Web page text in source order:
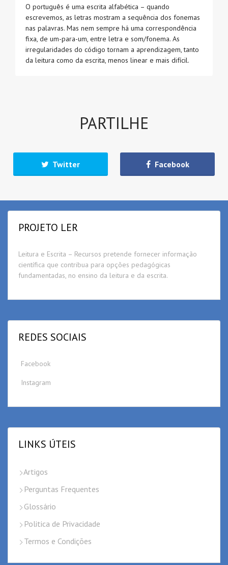
O português é uma escrita alfabética – quando
escrevemos, as letras mostram a sequência dos fonemas
nas palavras. Mas nem sempre há uma correspondência
fixa, de um-para-um, entre letra e som/fonema. As
irregularidades do código tornam a aprendizagem, tanto
da leitura como da escrita, menos linear e mais difícil.
PARTILHE
Twitter Facebook
PROJETO LER
Leitura e Escrita – Recursos pretende fornecer informação
científica que contribua para opções pedagógicas
fundamentadas, no ensino da leitura e da escrita.
REDES SOCIAIS
Facebook
Instagram
LINKS ÚTEIS
Artigos
Perguntas Frequentes
Glossário
Politica de Privacidade
Termos e Condições